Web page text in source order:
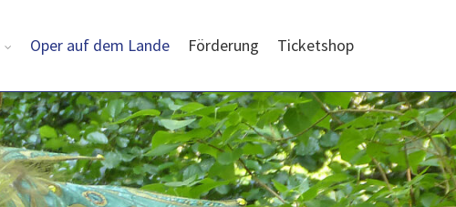
Oper auf dem Lande Förderung Ticketshop